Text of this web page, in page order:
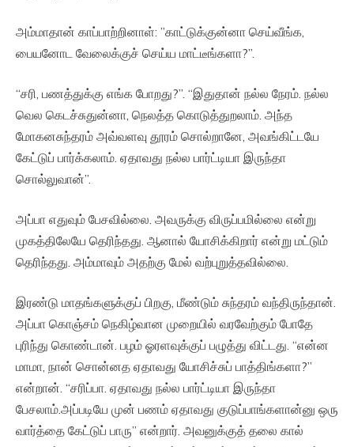
அம்மாதான் காப்பாற்றினாள்: ”காட்டுக்குன்னா செய்வீங்க,
பையனோட வேலைக்குச் செய்ய மாட்டீங்களா?”.
“சரி, பணத்துக்கு எங்க போறது?”. “இதுதான் நல்ல நேரம். நல்ல
வெல கெடச்சுதுன்னா, நெலத்த கொடுத்துறலாம். அந்த
மோகனசுந்தரம் அவ்வளவு தூரம் சொல்றானே, அவங்கிட்டயே
கேட்டுப் பார்க்கலாம். ஏதாவது நல்ல பார்ட்டியா இருந்தா
சொல்லுவான்”.
அப்பா எதுவும் பேசவில்லை. அவருக்கு விருப்பமில்லை என்று
முகத்திலேயே தெரிந்தது. ஆனால் யோசிக்கிறார் என்று மட்டும்
தெரிந்தது. அம்மாவும் அதற்கு மேல் வற்புறுத்தவில்லை.
இரண்டு மாதங்களுக்குப் பிறகு, மீண்டும் சுந்தரம் வந்திருந்தான்.
அப்பா கொஞ்சம் நெகிழ்வான முறையில் வரவேற்கும் போதே
புரிந்து கொண்டான். பழம் ஓரளவுக்குப் பழுத்து விட்டது. “என்ன
மாமா, நான் சொன்னத ஏதாவது யோசிச்சுப் பாத்திங்களா?”
என்றான். “சரிப்பா. ஏதாவது நல்ல பார்ட்டியா இருந்தா
பேசலாம்.அப்படியே முன் பணம் ஏதாவது குடுப்பாங்களான்னு ஒரு
வார்த்தை கேட்டுப் பாரு” என்றார். அவனுக்குத் தலை கால்